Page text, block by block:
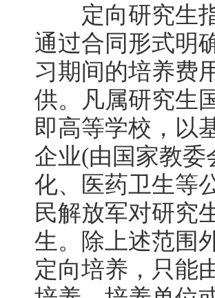
定向研究生指
通过合同形式明
习期间的培养费
供。凡属研究生
即高等学校，以
企业(由国家教委
化、医药卫生等
民解放军对研究
生。除上述范围
定向培养，只能